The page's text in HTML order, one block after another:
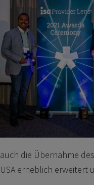
auch die Übernahme
USA erheblich erweitert